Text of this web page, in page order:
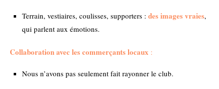
Terrain, vestiaires, coulisses, supporters : des images vraies,
qui parlent aux émotions.
Collaboration avec les commerçants locaux :
Nous n’avons pas seulement fait rayonner le club.